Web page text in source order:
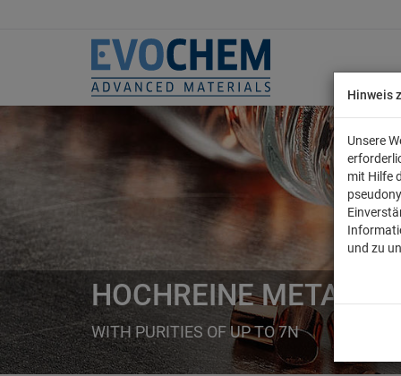
HOCHREINE METALLE
WITH PURITIES OF UP TO 7N
Hinweis
Unsere
mit Hilfe
und zu